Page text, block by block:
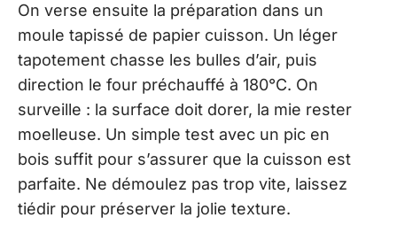
On verse ensuite la préparation dans un
moule tapissé de papier cuisson. Un léger
tapotement chasse les bulles d’air, puis
direction le four préchauffé à 180°C. On
surveille : la surface doit dorer, la mie rester
moelleuse. Un simple test avec un pic en
bois suffit pour s’assurer que la cuisson est
parfaite. Ne démoulez pas trop vite, laissez
tiédir pour préserver la jolie texture.